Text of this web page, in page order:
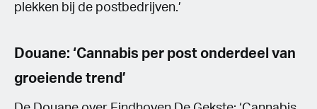
plekken bij de postbedrijven.’
Douane: ‘Cannabis per post onderdeel van
groeiende trend’